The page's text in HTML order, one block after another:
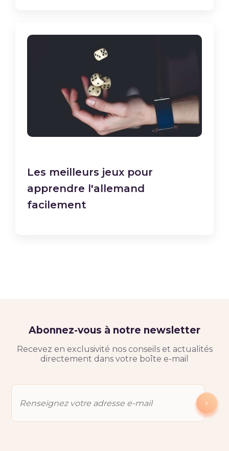
Les meilleurs jeux pour
apprendre l'allemand
facilement
Abonnez-vous à notre newsletter
Recevez en exclusivité nos conseils et actualités
directement dans votre boîte e-mail